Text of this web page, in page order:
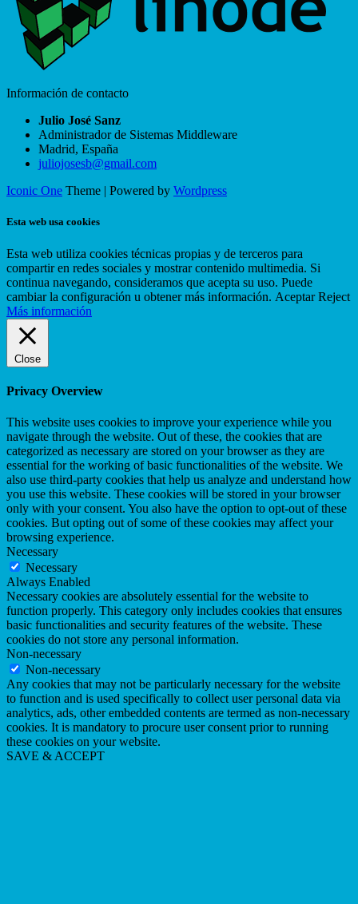
Información de contacto
Julio José Sanz
Administrador de Sistemas Middleware
Madrid, España
juliojosesb@gmail.com
Iconic One Theme | Powered by Wordpress
Esta web usa cookies
Esta web utiliza cookies técnicas propias y de terceros para
compartir en redes sociales y mostrar contenido multimedia. Si
continua navegando, consideramos que acepta su uso. Puede
cambiar la configuración u obtener más información. Aceptar Reject
Más información
Close
Privacy Overview
This website uses cookies to improve your experience while you
navigate through the website. Out of these, the cookies that are
categorized as necessary are stored on your browser as they are
essential for the working of basic functionalities of the website. We
also use third-party cookies that help us analyze and understand how
you use this website. These cookies will be stored in your browser
only with your consent. You also have the option to opt-out of these
cookies. But opting out of some of these cookies may affect your
browsing experience.
Necessary
Necessary
Always Enabled
Necessary cookies are absolutely essential for the website to
function properly. This category only includes cookies that ensures
basic functionalities and security features of the website. These
cookies do not store any personal information.
Non-necessary
Non-necessary
Any cookies that may not be particularly necessary for the website
to function and is used specifically to collect user personal data via
analytics, ads, other embedded contents are termed as non-necessary
cookies. It is mandatory to procure user consent prior to running
these cookies on your website.
SAVE & ACCEPT